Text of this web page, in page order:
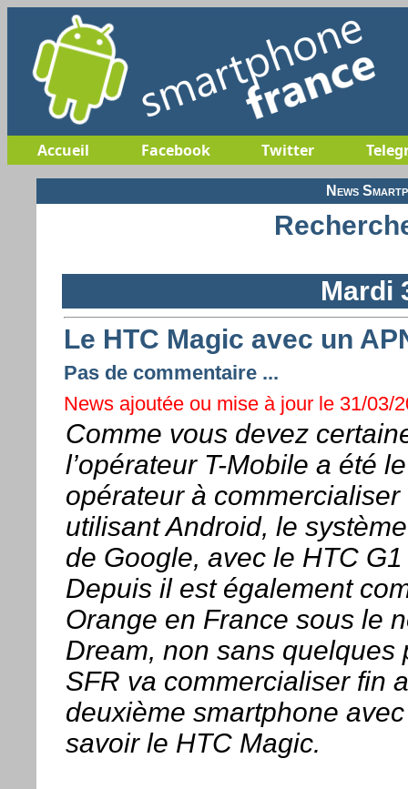
Accueil Facebook Twitter
News
Mardi
Le HTC Magic avec un
Pas de commentaire ...
News ajoutée ou mise à jour le 31/03/
Comme vous devez
l’opérateur T-Mobile a été
opérateur à
utilisant Android, le
de Google, avec le HTC
Depuis il est également
Orange en France sous le
Dream, non sans quelques
SFR va commercialiser fin
deuxième smartphone
savoir le HTC Magic.